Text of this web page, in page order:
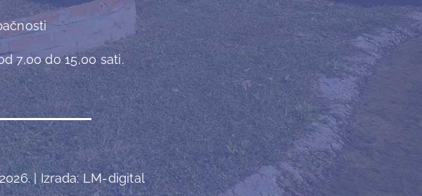
7,00 do 15,00 sati.
| Izrada:LM-digital